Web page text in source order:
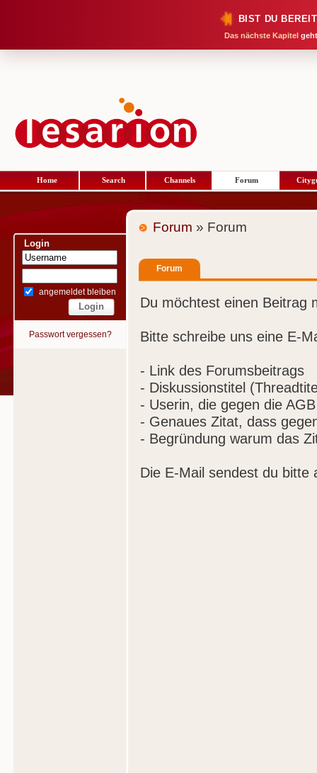
BIST DU
Das nächste Kapitel
Home Search Channels Forum
Login
angemeldet bleiben
Passwort vergessen?
Forum » Forum
Forum
Du möchtest einen Beitrag
Bitte schreibe uns eine E-
- Link des Forumsbeitrags
- Diskussionstitel
- Userin, die gegen die
- Genaues Zitat, dass
- Begründung warum das
Die E-Mail sendest du bitte